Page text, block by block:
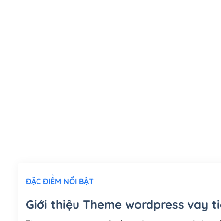
ĐẶC ĐIỂM NỔI BẬT
Giới thiệu Theme wordpress vay